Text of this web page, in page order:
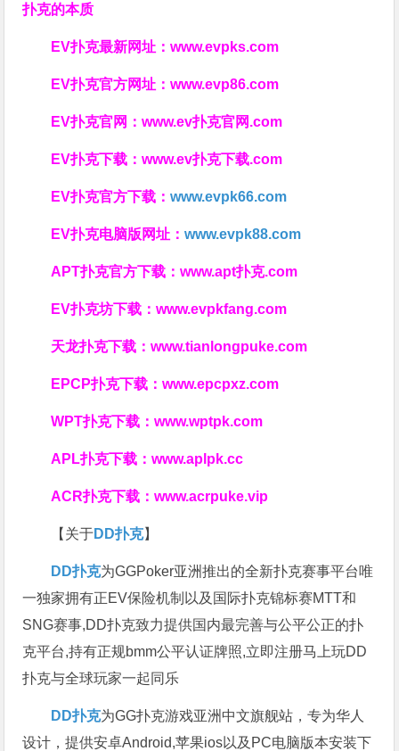
扑克的本质
EV扑克最新网址：www.evpks.com
EV扑克官方网址：www.evp86.com
EV扑克官网：www.ev扑克官网.com
EV扑克下载：www.ev扑克下载.com
EV扑克官方下载：www.evpk66.com
EV扑克电脑版网址：www.evpk88.com
APT扑克官方下载：www.apt扑克.com
EV扑克坊下载：www.evpkfang.com
天龙扑克下载：www.tianlongpuke.com
EPCP扑克下载：www.epcpxz.com
WPT扑克下载：www.wptpk.com
APL扑克下载：www.aplpk.cc
ACR扑克下载：www.acrpuke.vip
【关于DD扑克】
DD扑克为GGPoker亚洲推出的全新扑克赛事平台唯
一独家拥有正EV保险机制以及国际扑克锦标赛MTT和
SNG赛事,DD扑克致力提供国内最完善与公平公正的扑
克平台,持有正规bmm公平认证牌照,立即注册马上玩DD
扑克与全球玩家一起同乐
DD扑克为GG扑克游戏亚洲中文旗舰站，专为华人
设计，提供安卓Android,苹果ios以及PC电脑版本安装下